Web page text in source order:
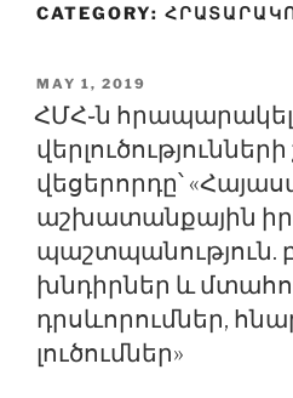
CATEGORY:
POSTED
ON
MAY 1, 2019
ՀՄՀ֊ն
վեցերորդը՝
աշխատանքային
խնդիրներ և
դրսևորումներ,
լուծումներ»